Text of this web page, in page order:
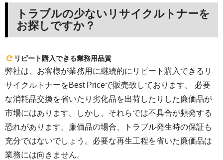
トラブルの少ないリサイクルトナーを
お探しですか？
リピート購入できる業務用品質
弊社は、お客様が業務用に継続的にリピート購入できるリ
サイクルトナーをBest Priceで販売致しております。 必要
な消耗品交換を省いたり劣化品を出荷したりした廉価品が
市場にはあります。しかし、それらでは不具合が頻発する
恐れがあります。廉価品の場合、トラブル発生時の保証も
充分ではないでしょう。必要な再生工程を省いた廉価品は
業務には向きません。